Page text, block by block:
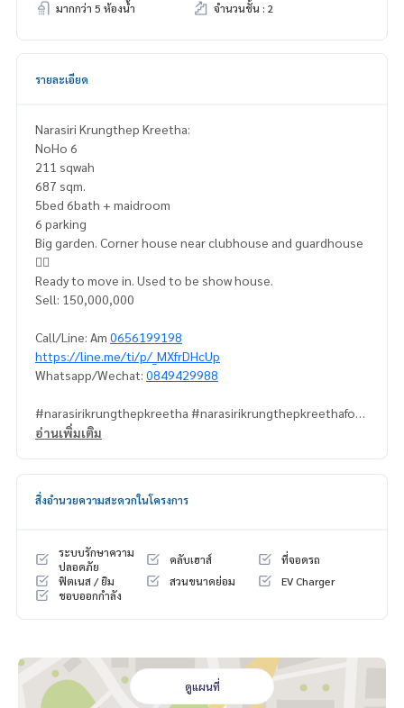
มากกว่า 5 ห้องน้ำ
จำนวนชั้น : 2
รายละเอียด
Narasiri Krungthep Kreetha:
NoHo 6
211 sqwah
687 sqm.
5bed 6bath + maidroom
6 parking
Big garden. Corner house near clubhouse and guardhouse
👍🏻
Ready to move in. Used to be show house.
Sell: 150,000,000
Call/Line: Am 0656199198
https://line.me/ti/p/_MXfrDHcUp
Whatsapp/Wechat: 0849429988
#narasirikrungthepkreetha #narasirikrungthepkreethafors
ell
#houseforsellincompound
#propertytown
อ่านเพิ่มเติม
สิ่งอำนวยความสะดวกในโครงการ
ระบบรักษาความ
ปลอดภัย
คลับเฮาส์
ที่จอดรถ
ฟิตเนส / ยิม
สวนขนาดย่อม
EV Charger
ชอบออกกำลัง
ดูแผนที่